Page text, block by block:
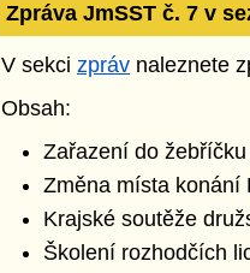
Zpráva JmSST č. 7 v
V sekci zpráv naleznete
Obsah:
Zařazení do
Změna místa konání
Krajské soutěže
Školení rozhodčích